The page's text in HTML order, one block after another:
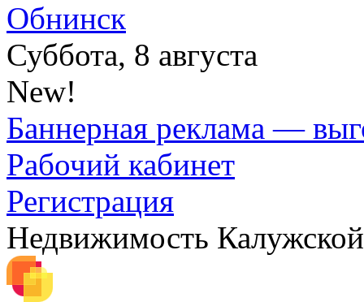
Обнинск
Суббота, 8 августа
New!
Баннерная реклама —
Рабочий кабинет
Регистрация
Недвижимость